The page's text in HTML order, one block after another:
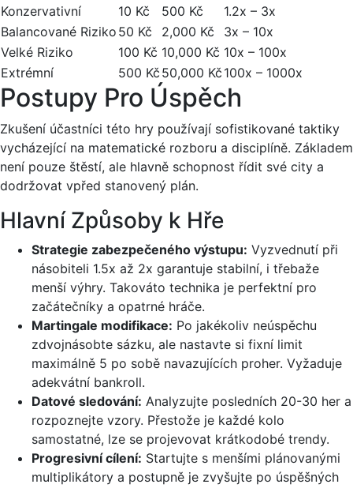
Konzervativní
10 Kč 500 Kč
1.2x – 3x
Balancované Riziko 50 Kč 2,000 Kč
3x – 10x
Velké Riziko
100 Kč 10,000 Kč 10x – 100x
Extrémní
500 Kč 50,000 Kč 100x – 1000x
Postupy Pro Úspěch
Zkušení účastníci této hry používají sofistikované taktiky
vycházející na matematické rozboru a disciplíně. Základem
není pouze štěstí, ale hlavně schopnost řídit své city a
dodržovat vpřed stanovený plán.
Hlavní Způsoby k Hře
Strategie zabezpečeného výstupu: Vyzvednutí při
násobiteli 1.5x až 2x garantuje stabilní, i třebaže
menší výhry. Takováto technika je perfektní pro
začátečníky a opatrné hráče.
Martingale modifikace: Po jakékoliv neúspěchu
zdvojnásobte sázku, ale nastavte si fixní limit
maximálně 5 po sobě navazujících proher. Vyžaduje
adekvátní bankroll.
Datové sledování: Analyzujte posledních 20-30 her a
rozpoznejte vzory. Přestože je každé kolo
samostatné, lze se projevovat krátkodobé trendy.
Progresivní cílení: Startujte s menšími plánovanými
multiplikátory a postupně je zvyšujte po úspěšných